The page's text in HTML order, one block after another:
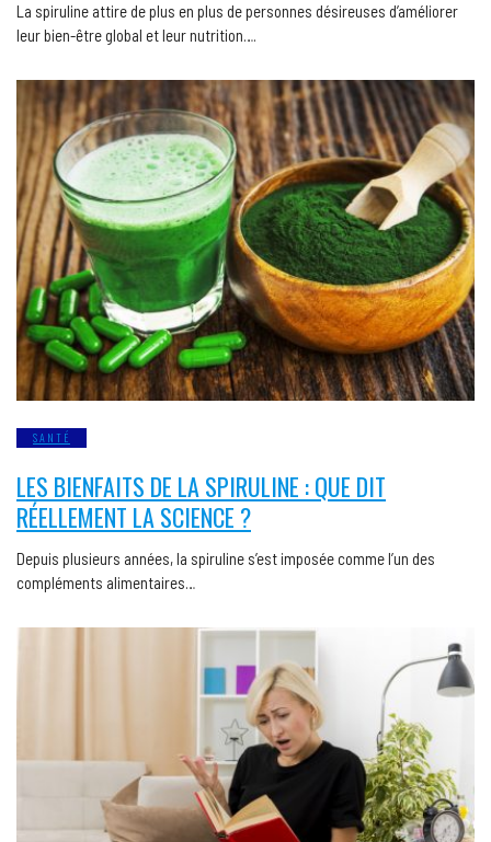
La spiruline attire de plus en plus de personnes désireuses d’améliorer
leur bien-être global et leur nutrition….
SANTÉ
LES BIENFAITS DE LA SPIRULINE : QUE DIT
RÉELLEMENT LA SCIENCE ?
Depuis plusieurs années, la spiruline s’est imposée comme l’un des
compléments alimentaires…